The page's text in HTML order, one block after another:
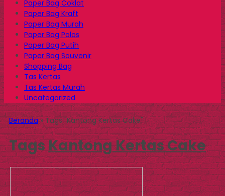
Paper Bag Coklat
Paper Bag Kraft
Paper Bag Murah
Paper Bag Polos
Paper Bag Putih
Paper Bag Souvenir
Shopping Bag
Tas Kertas
Tas Kertas Murah
Uncategorized
Beranda»Tags "Kantong Kertas Cake"
TagsKantong Kertas Cake